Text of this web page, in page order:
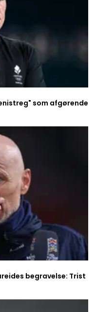
som afgørende
begravelse: Trist